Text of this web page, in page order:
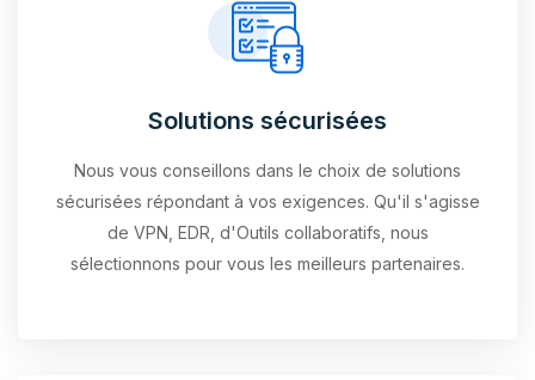
Solutions sécurisées
Nous vous conseillons dans le choix de solutions
sécurisées répondant à vos exigences. Qu'il s'agisse
de VPN, EDR, d'Outils collaboratifs, nous
sélectionnons pour vous les meilleurs partenaires.